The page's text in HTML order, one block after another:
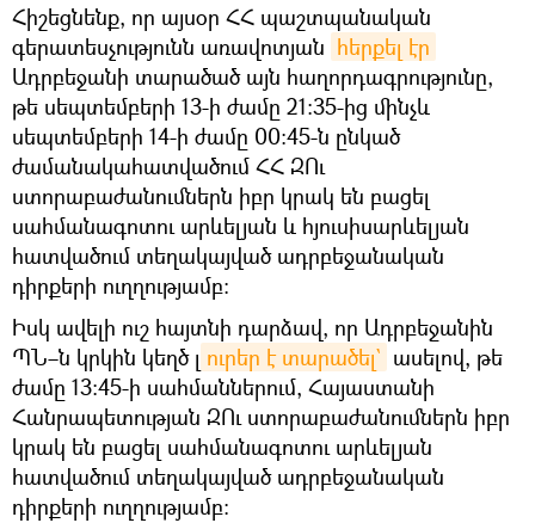
Հիշեցնենք, որ այսօր ՀՀ պաշտպանական
գերատեսչությունն առավոտյան հերքել էր
Ադրբեջանի տարածած այն հաղորդագրությունը,
թե սեպտեմբերի 13-ի ժամը 21։35-ից մինչև
սեպտեմբերի 14-ի ժամը 00։45-ն ընկած
ժամանակահատվածում ՀՀ ԶՈւ
ստորաբաժանումներն իբր կրակ են բացել
սահմանագոտու արևելյան և հյուսիսարևելյան
հատվածում տեղակայված ադրբեջանական
դիրքերի ուղղությամբ։
Իսկ ավելի ուշ հայտնի դարձավ, որ Ադրբեջանին
ՊՆ–ն կրկին կեղծ լ ուրեր է տարածել` ասելով, թե
ժամը 13։45-ի սահմաններում, Հայաստանի
Հանրապետության ԶՈւ ստորաբաժանումներն իբր
կրակ են բացել սահմանագոտու արևելյան
հատվածում տեղակայված ադրբեջանական
դիրքերի ուղղությամբ։